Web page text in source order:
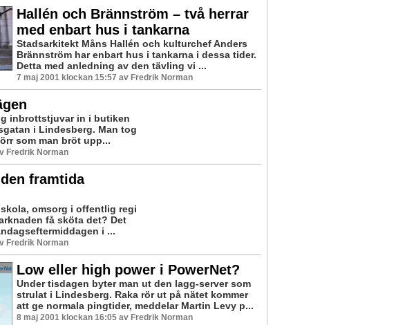
Hallén och Brännström – två herrar
med enbart hus i tankarna
Stadsarkitekt Måns Hallén och kulturchef Anders
Brännström har enbart hus i tankarna i dessa tider.
Detta med anledning av den tävling vi ...
7 maj 2001 klockan 15:57 av Fredrik Norman
inbrottstjuvar in i butiken
i Lindesberg. Man tog
som man bröt upp...
Fredrik Norman
framtida
omsorg i offentlig regi
få sköta det? Det
i ...
Fredrik Norman
Low eller high power i PowerNet?
Under tisdagen byter man ut den lagg-server som
strulat i Lindesberg. Raka rör ut på nätet kommer
att ge normala pingtider, meddelar Martin Levy p...
8 maj 2001 klockan 16:05 av Fredrik Norman